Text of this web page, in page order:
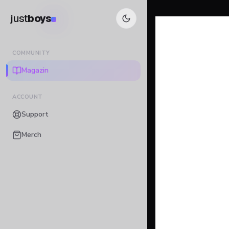
justboys
COMMUNITY
Magazin
ACCOUNT
Support
Merch